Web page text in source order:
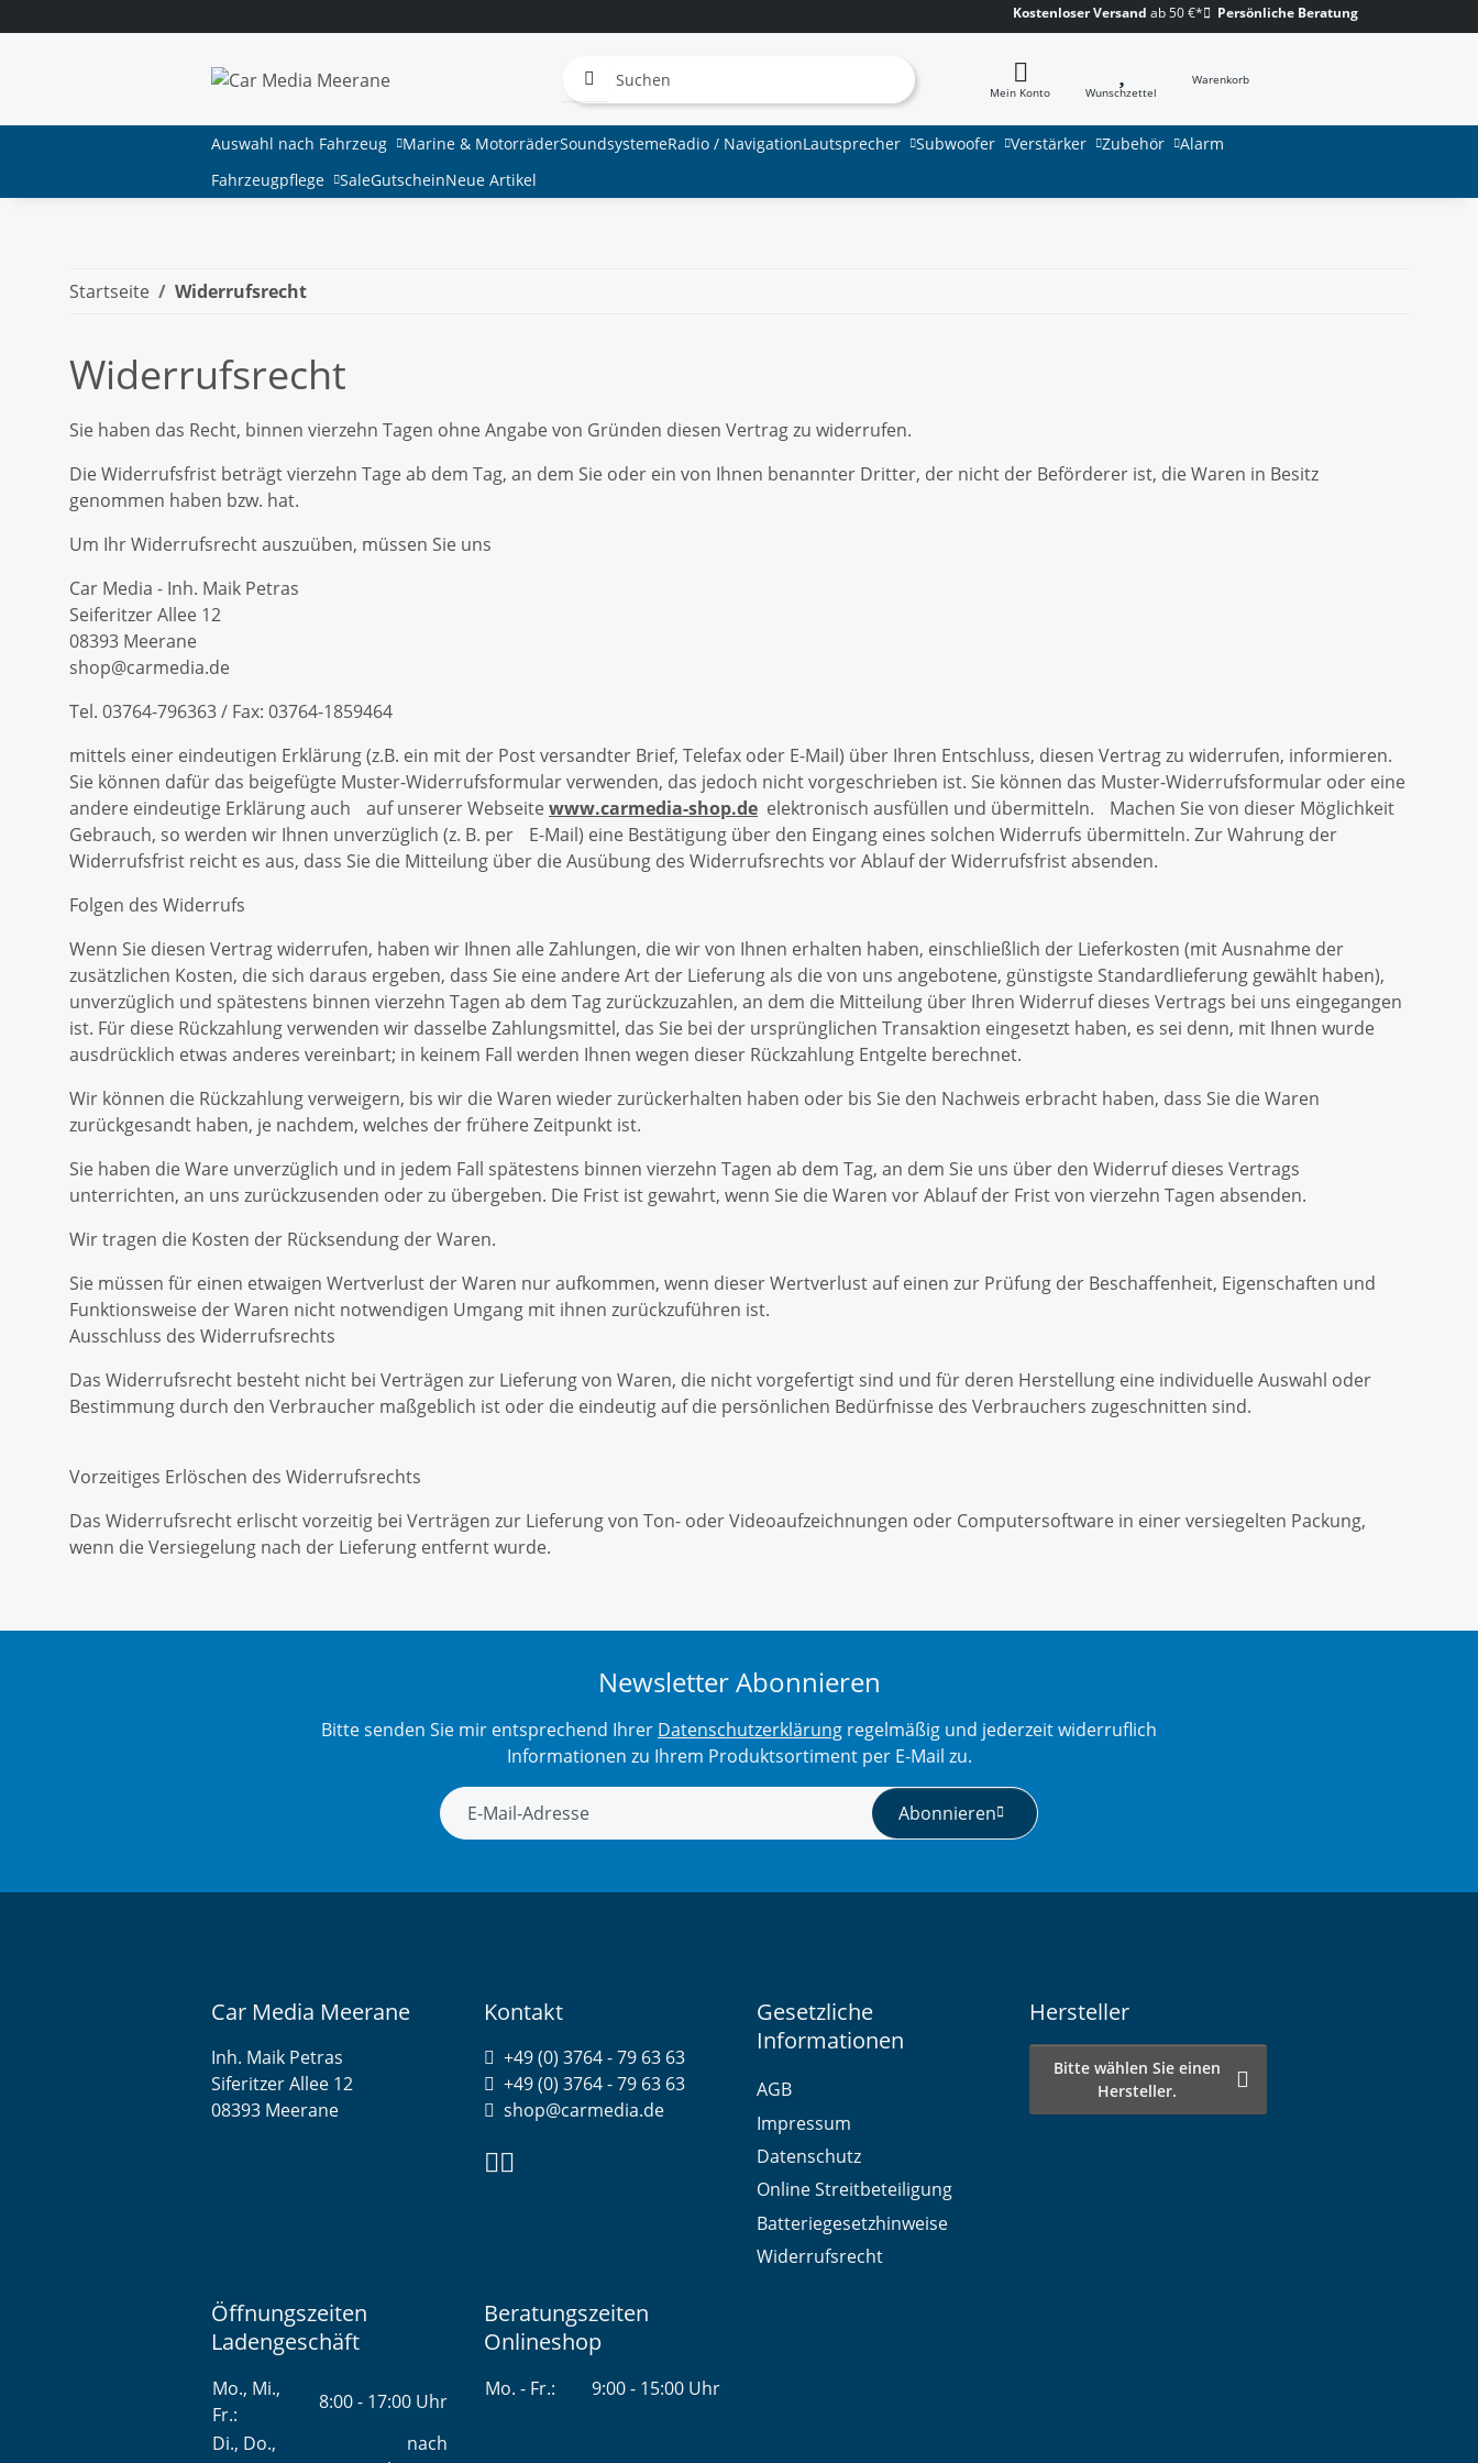
Kostenloser Versand ab 50 €* Persönliche Beratung
Mein Konto Wunschzettel
Warenkorb
Auswahl nach Fahrzeug Marine & MotorräderSoundsystemeRadio / NavigationLautsprecher Subwoofer Verstärker Zubehör
Alarm
Fahrzeugpflege
SaleGutscheinNeue Artikel
Startseite Widerrufsrecht
Widerrufsrecht
Sie haben das Recht, binnen vierzehn Tagen ohne Angabe von Gründen diesen Vertrag zu widerrufen.
Die Widerrufsfrist beträgt vierzehn Tage ab dem Tag, an dem Sie oder ein von Ihnen benannter Dritter, der nicht der Beförderer ist, die Waren in Besitz
genommen haben bzw. hat.
Um Ihr Widerrufsrecht auszuüben, müssen Sie uns
Car Media - Inh. Maik Petras
Seiferitzer Allee 12
08393 Meerane
shop@carmedia.de
Tel. 03764-796363 / Fax: 03764-1859464
mittels einer eindeutigen Erklärung (z.B. ein mit der Post versandter Brief, Telefax oder E-Mail) über Ihren Entschluss, diesen Vertrag zu widerrufen, informieren.
Sie können dafür das beigefügte Muster-Widerrufsformular verwenden, das jedoch nicht vorgeschrieben ist. Sie können das Muster-Widerrufsformular oder eine
andere eindeutige Erklärung auch auf unserer Webseite www.carmedia-shop.de elektronisch ausfüllen und übermitteln. Machen Sie von dieser Möglichkeit
Gebrauch, so werden wir Ihnen unverzüglich (z. B. per E-Mail) eine Bestätigung über den Eingang eines solchen Widerrufs übermitteln. Zur Wahrung der
Widerrufsfrist reicht es aus, dass Sie die Mitteilung über die Ausübung des Widerrufsrechts vor Ablauf der Widerrufsfrist absenden.
Folgen des Widerrufs
Wenn Sie diesen Vertrag widerrufen, haben wir Ihnen alle Zahlungen, die wir von Ihnen erhalten haben, einschließlich der Lieferkosten (mit Ausnahme der
zusätzlichen Kosten, die sich daraus ergeben, dass Sie eine andere Art der Lieferung als die von uns angebotene, günstigste Standardlieferung gewählt haben),
unverzüglich und spätestens binnen vierzehn Tagen ab dem Tag zurückzuzahlen, an dem die Mitteilung über Ihren Widerruf dieses Vertrags bei uns eingegangen
ist. Für diese Rückzahlung verwenden wir dasselbe Zahlungsmittel, das Sie bei der ursprünglichen Transaktion eingesetzt haben, es sei denn, mit Ihnen wurde
ausdrücklich etwas anderes vereinbart; in keinem Fall werden Ihnen wegen dieser Rückzahlung Entgelte berechnet.
Wir können die Rückzahlung verweigern, bis wir die Waren wieder zurückerhalten haben oder bis Sie den Nachweis erbracht haben, dass Sie die Waren
zurückgesandt haben, je nachdem, welches der frühere Zeitpunkt ist.
Sie haben die Ware unverzüglich und in jedem Fall spätestens binnen vierzehn Tagen ab dem Tag, an dem Sie uns über den Widerruf dieses Vertrags
unterrichten, an uns zurückzusenden oder zu übergeben. Die Frist ist gewahrt, wenn Sie die Waren vor Ablauf der Frist von vierzehn Tagen absenden.
Wir tragen die Kosten der Rücksendung der Waren.
Sie müssen für einen etwaigen Wertverlust der Waren nur aufkommen, wenn dieser Wertverlust auf einen zur Prüfung der Beschaffenheit, Eigenschaften und
Funktionsweise der Waren nicht notwendigen Umgang mit ihnen zurückzuführen ist.
Ausschluss des Widerrufsrechts
Das Widerrufsrecht besteht nicht bei Verträgen zur Lieferung von Waren, die nicht vorgefertigt sind und für deren Herstellung eine individuelle Auswahl oder
Bestimmung durch den Verbraucher maßgeblich ist oder die eindeutig auf die persönlichen Bedürfnisse des Verbrauchers zugeschnitten sind.
Vorzeitiges Erlöschen des Widerrufsrechts
Das Widerrufsrecht erlischt vorzeitig bei Verträgen zur Lieferung von Ton- oder Videoaufzeichnungen oder Computersoftware in einer versiegelten Packung,
wenn die Versiegelung nach der Lieferung entfernt wurde.
Newsletter Abonnieren
Bitte senden Sie mir entsprechend Ihrer Datenschutzerklärung regelmäßig und jederzeit widerruflich
Informationen zu Ihrem Produktsortiment per E-Mail zu.
Abonnieren
Car Media Meerane
Inh. Maik Petras
Siferitzer Allee 12
08393 Meerane
Kontakt
+49 (0) 3764 - 79 63 63
+49 (0) 3764 - 79 63 63
shop@carmedia.de
Gesetzliche
Informationen
AGB
Impressum
Datenschutz
Online Streitbeteiligung
Batteriegesetzhinweise
Widerrufsrecht
Hersteller
Bitte wählen Sie einen
Hersteller.
Öffnungszeiten
Ladengeschäft
Mo., Mi.,
Fr.:
8:00 - 17:00 Uhr
Di., Do.,
nach
Beratungszeiten
Onlineshop
Mo. - Fr.: 9:00 - 15:00 Uhr